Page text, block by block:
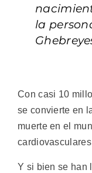
la
Con casi 10
se convierte en
muerte en el
Y si bien se han